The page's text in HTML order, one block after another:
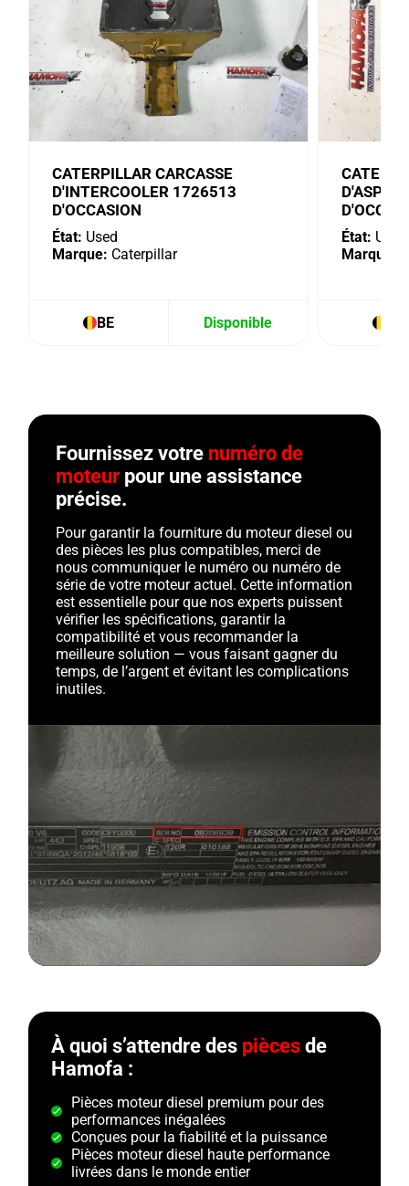
CATERPILLAR CARCASSE
D'INTERCOOLER 1726513
D'OCCASION
État: Used
Marque: Caterpillar
BE Disponible
État: Used
Marque:
Fournissez votre numéro de
moteur pour une assistance
précise.
Pour garantir la fourniture du moteur diesel ou
des pièces les plus compatibles, merci de
nous communiquer le numéro ou numéro de
série de votre moteur actuel. Cette information
est essentielle pour que nos experts puissent
vérifier les spécifications, garantir la
compatibilité et vous recommander la
meilleure solution — vous faisant gagner du
temps, de l’argent et évitant les complications
inutiles.
À quoi s’attendre des piècesde
Hamofa :
Pièces moteur diesel premium pour des
performances inégalées
Conçues pour la fiabilité et la puissance
Pièces moteur diesel haute performance
livrées dans le monde entier